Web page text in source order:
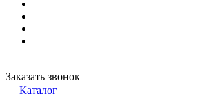
Заказать звонок
Каталог